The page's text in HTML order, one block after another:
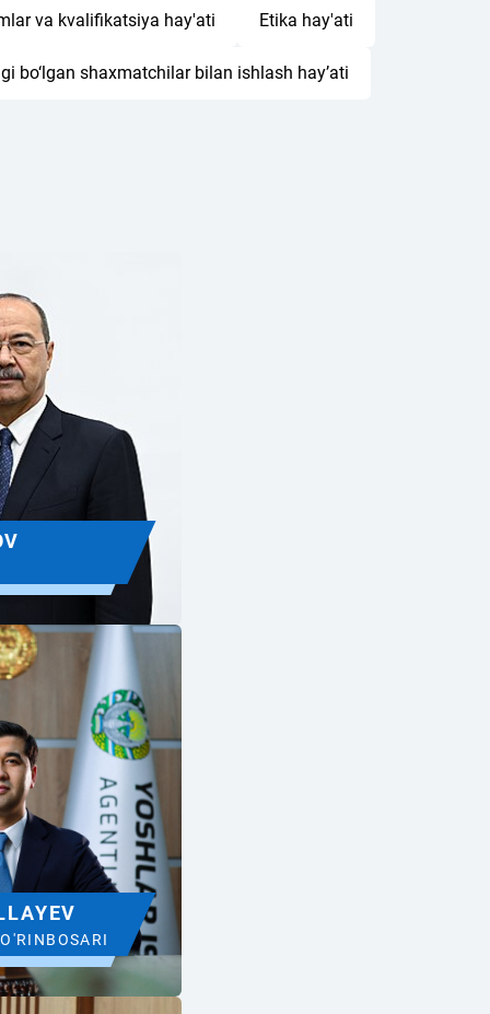
va kvalifikatsiya hay'ati Etika hay'ati
bo‘lgan shaxmatchilar bilan ishlash hay’ati